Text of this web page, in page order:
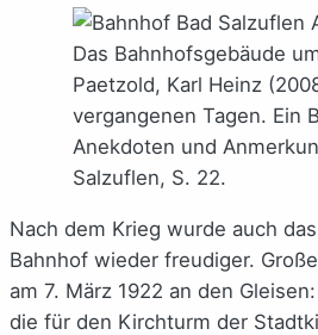
Das Bahnhofsgebäude
Paetzold, Karl Heinz
vergangenen Tagen. Ein
Anekdoten und
Salzuflen, S. 22.
Nach dem Krieg wurde auch
Bahnhof wieder freudiger.
am 7. März 1922 an den
die für den Kirchturm der